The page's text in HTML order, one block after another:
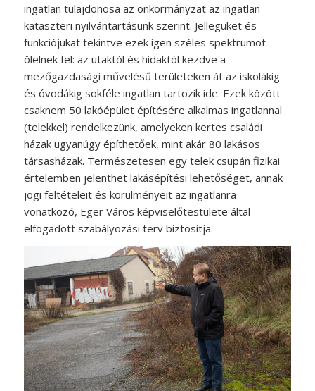
ingatlan tulajdonosa az önkormányzat az ingatlan
kataszteri nyilvántartásunk szerint. Jellegüket és
funkciójukat tekintve ezek igen széles spektrumot
ölelnek fel: az utaktól és hidaktól kezdve a
mezőgazdasági művelésű területeken át az iskolákig
és óvodákig sokféle ingatlan tartozik ide. Ezek között
csaknem 50 lakóépület építésére alkalmas ingatlannal
(telekkel) rendelkezünk, amelyeken kertes családi
házak ugyanúgy építhetőek, mint akár 80 lakásos
társasházak. Természetesen egy telek csupán fizikai
értelemben jelenthet lakásépítési lehetőséget, annak
jogi feltételeit és körülményeit az ingatlanra
vonatkozó, Eger Város képviselőtestülete által
elfogadott szabályozási terv biztosítja.